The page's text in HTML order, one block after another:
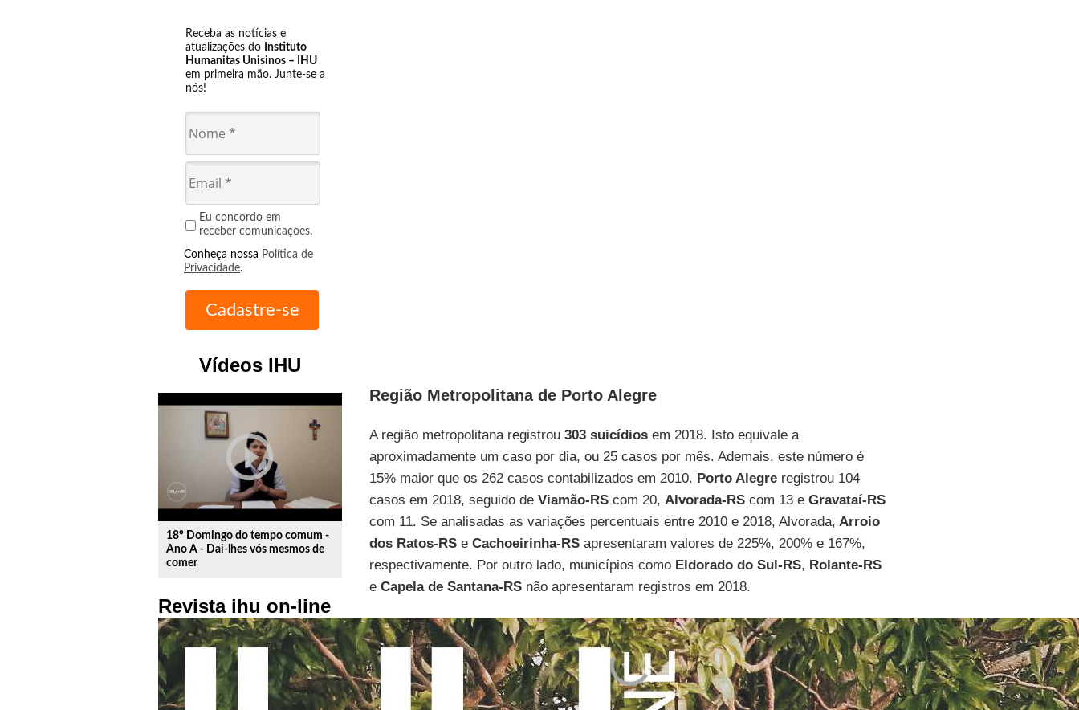
Receba as notícias e
atualizações do Instituto
Humanitas Unisinos – IHU
em primeira mão. Junte-se a
nós!
Eu concordo em
receber comunicações.
Conheça nossa Política de
Privacidade.
Vídeos IHU
play_circle_outline
18º Domingo do tempo comum -
Ano A - Dai-lhes vós mesmos de
comer
Revista ihu on-line
Região Metropolitana de Porto Alegre
A região metropolitana registrou303 suicídiosem 2018. Isto equivale a
aproximadamente um caso por dia, ou 25 casos por mês. Ademais, este número é
15% maior que os 262 casos contabilizados em 2010. Porto Alegreregistrou 104
casos em 2018, seguido de Viamão-RScom 20, Alvorada-RScom 13 eGravataí-RS
com 11. Se analisadas as variações percentuais entre 2010 e 2018, Alvorada, Arroio
dos Ratos-RSe Cachoeirinha-RSapresentaram valores de 225%, 200% e 167%,
respectivamente. Por outro lado, municípios como Eldorado do Sul-RS, Rolante-RS
eCapela de Santana-RSnão apresentaram registros em 2018.